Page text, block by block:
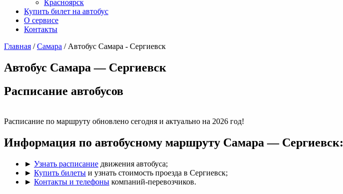
Красноярск
Купить билет на автобус
О сервисе
Контакты
Главная /Самара / Автобус Самара - Сергиевск
Автобус Самара — Сергиевск
Раcписание автобусов
Расписание по маршруту обновлено сегодня и актуально на 2026 год!
Информация по автобусному маршруту Самара — Сергиевск:
► Узнать расписание движения автобуса;
► Купить билеты и узнать стоимость проезда в Сергиевск;
► Контакты и телефоны компаний-перевозчиков.